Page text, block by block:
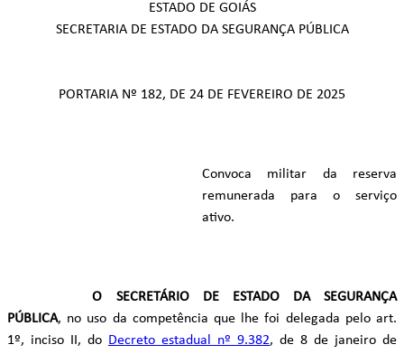
▷ Lei Ordinária Nº 20.763/2020
▷ Decreto Numerado Nº 9.382/2019
ESTADO DE GOIÁS
SECRETARIA DE ESTADO DA SEGURANÇA PÚBLICA
PORTARIA Nº 182, DE 24 DE FEVEREIRO DE 2025
Convoca militar da reserva
remunerada para o serviço
ativo.
O SECRETÁRIO DE ESTADO DA SEGURANÇA
PÚBLICA, no uso da competência que lhe foi delegada pelo art.
1º, inciso II, do Decreto estadual nº 9.382, de 8 de janeiro de